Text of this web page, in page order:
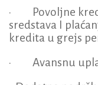
· Povoljne
sredstava I
kredita u grejs
· Avansnu